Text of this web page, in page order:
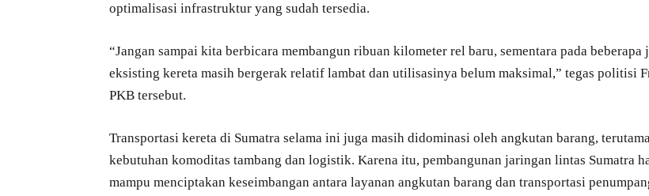
optimalisasi infrastruktur yang sudah tersedia.
“Jangan sampai kita berbicara membangun ribuan kilometer rel baru, sementara pada beberapa
eksisting kereta masih bergerak relatif lambat dan utilisasinya belum maksimal,” tegas politisi
PKB tersebut.
Transportasi kereta di Sumatra selama ini juga masih didominasi oleh angkutan barang,
kebutuhan komoditas tambang dan logistik. Karena itu, pembangunan jaringan lintas Sumatra
mampu menciptakan keseimbangan antara layanan angkutan barang dan transportasi